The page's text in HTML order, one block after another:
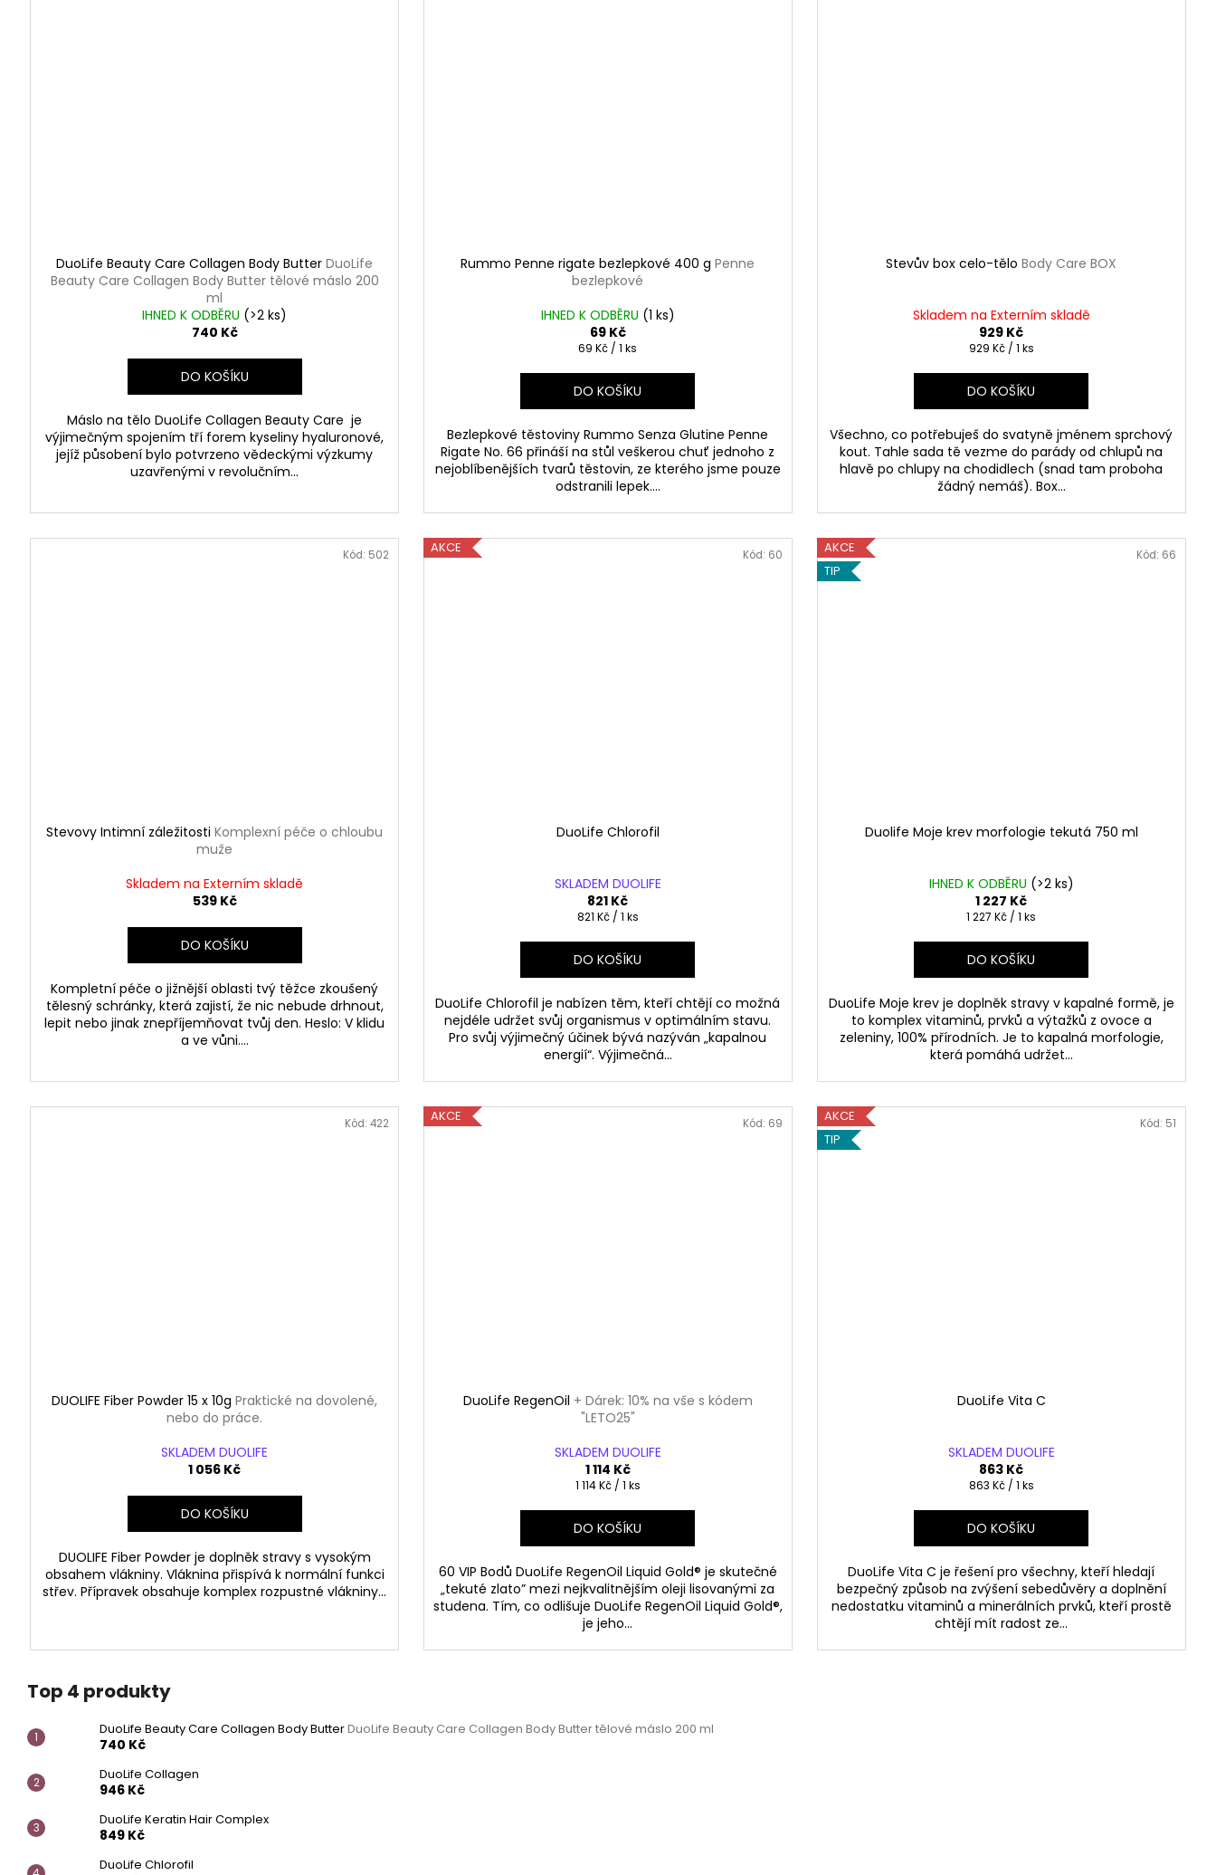
DuoLife Beauty Care Collagen Body ButterDuoLife
Beauty Care Collagen Body Butter tělové máslo 200
ml
IHNED K ODBĚRU (>2 ks)
740 Kč
DO KOŠÍKU
Máslo na tělo DuoLife Collagen Beauty Care je
výjimečným spojením tří forem kyseliny hyaluronové,
jejíž působení bylo potvrzeno vědeckými výzkumy
uzavřenými v revolučním...
Rummo Penne rigate bezlepkové 400 gPenne
bezlepkové
IHNED K ODBĚRU (1 ks)
69 Kč
Měrná
69 Kč / 1 ks
DO KOŠÍKU
Bezlepkové těstoviny Rummo Senza Glutine Penne
Rigate No. 66 přináší na stůl veškerou chuť jednoho z
nejoblíbenějších tvarů těstovin, ze kterého jsme pouze
odstranili lepek....
Stevův box celo-těloBody Care BOX
Skladem na Externím skladě
929 Kč
Měrná
929 Kč / 1 ks
DO KOŠÍKU
Všechno, co potřebuješ do svatyně jménem sprchový
kout. Tahle sada tě vezme do parády od chlupů na
hlavě po chlupy na chodidlech (snad tam proboha
žádný nemáš). Box...
Stevovy Intimní záležitostiKomplexní péče o chloubu
muže
Skladem na Externím skladě
539 Kč
DO KOŠÍKU
Kompletní péče o jižnější oblasti tvý těžce zkoušený
tělesný schránky, která zajistí, že nic nebude drhnout,
lepit nebo jinak znepříjemňovat tvůj den. Heslo: V klidu
a ve vůni....
Kód: 502 AKCE
DuoLife Chlorofil
SKLADEM DUOLIFE
821 Kč
Měrná
821 Kč / 1 ks
DO KOŠÍKU
DuoLife Chlorofil je nabízen těm, kteří chtějí co možná
nejdéle udržet svůj organismus v optimálním stavu.
Pro svůj výjimečný účinek bývá nazýván „kapalnou
energií“. Výjimečná...
Kód: 60
AKCE
TIP
Duolife Moje krev morfologie tekutá 750 ml
IHNED K ODBĚRU (>2 ks)
1 227 Kč
Měrná
1 227 Kč / 1 ks
DO KOŠÍKU
DuoLife Moje krev je doplněk stravy v kapalné formě, je
to komplex vitaminů, prvků a výtažků z ovoce a
zeleniny, 100% přírodních. Je to kapalná morfologie,
která pomáhá udržet...
Kód: 66
DUOLIFE Fiber Powder 15 x 10gPraktické na dovolené,
nebo do práce.
SKLADEM DUOLIFE
1 056 Kč
DO KOŠÍKU
DUOLIFE Fiber Powder je doplněk stravy s vysokým
obsahem vlákniny. Vláknina přispívá k normální funkci
střev. Přípravek obsahuje komplex rozpustné vlákniny...
Kód:422 AKCE
DuoLife RegenOil + Dárek: 10% na vše s kódem
"LETO25"
SKLADEM DUOLIFE
1 114 Kč
Měrná
1 114 Kč / 1 ks
DO KOŠÍKU
60 VIP Bodů DuoLife RegenOil Liquid Gold® je skutečné
„tekuté zlato” mezi nejkvalitnějším oleji lisovanými za
studena. Tím, co odlišuje DuoLife RegenOil Liquid Gold®,
je jeho...
Kód: 69
AKCE
TIP
DuoLife Vita C
SKLADEM DUOLIFE
863 Kč
Měrná
863 Kč / 1 ks
DO KOŠÍKU
DuoLife Vita C je řešení pro všechny, kteří hledají
bezpečný způsob na zvýšení sebedůvěry a doplnění
nedostatku vitaminů a minerálních prvků, kteří prostě
chtějí mít radost ze...
Kód: 51
Top 4 produkty
DuoLife Beauty Care Collagen Body ButterDuoLife Beauty Care Collagen Body Butter tělové máslo 200 ml
740 Kč
DuoLife Collagen
946 Kč
DuoLife Keratin Hair Complex
849 Kč
DuoLife Chlorofil